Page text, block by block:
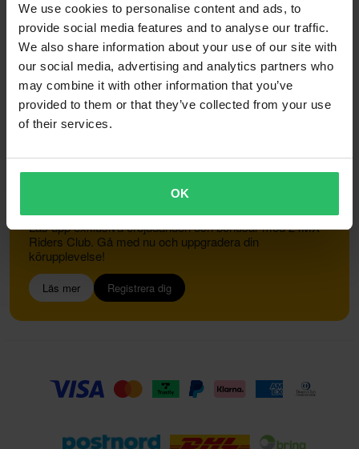
We use cookies to personalise content and ads, to
provide social media features and to analyse our traffic.
We also share information about your use of our site with
our social media, advertising and analytics partners who
may combine it with other information that you’ve
provided to them or that they’ve collected from your use
of their services.
OK
Integritetspolicy
Returer
Ångerrätt
Orderstatus
Reklamationer & Klagomål
Information om återvinning
Om 24mx.se
Lediga jobb
Försäkran om överensstämmelse
Gå med i 24MX Riders Club
Lås upp exklusiva erbjudanden och bonusar med 24MX
Riders Club. Gå med nu och uppgradera din
körupplevelse!
Läs mer Registrera dig